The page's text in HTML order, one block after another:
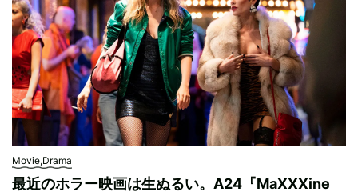
Movie,Drama
最近のホラー映画は生ぬるい。A24『MaXXXine